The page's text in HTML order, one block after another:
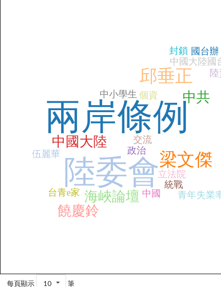
兩岸條例
陸委會梁文傑
邱垂正
中共
海峽論壇
中國大陸
饒慶鈴
政治
統戰
交流
中國
立法院
中小學生
中國大陸國
台青e家
個資
封鎖
青年失業
國台辦
伍麗華
每頁顯示 10 筆